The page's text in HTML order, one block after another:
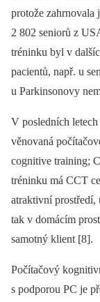
protože zahrnovala
2 802 seniorů z
tréninku byl v
pacientů, např. u
u Parkinsonovy
V posledních
věnovaná
cognitive training;
tréninku má CCT
atraktivní
tak v domácím
samotný klient [8].
Počítačový
s podporou PC je